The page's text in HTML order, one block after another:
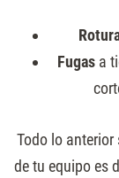
Fugasa
Todo lo
de tu equipo es